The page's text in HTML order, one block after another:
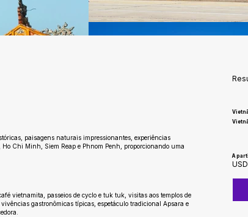
paisagens naturais impressionantes, experiências
Chi Minh, Siem Reap e Phnom Penh, proporcionando uma
vietnamita, passeios de cyclo e tuk tuk, visitas aos templos de
gastronômicas típicas, espetáculo tradicional Apsara e
Vietnã
A